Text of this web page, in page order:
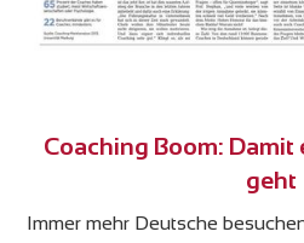
Coaching Boom: Damit
geht
Immer mehr Deutsche